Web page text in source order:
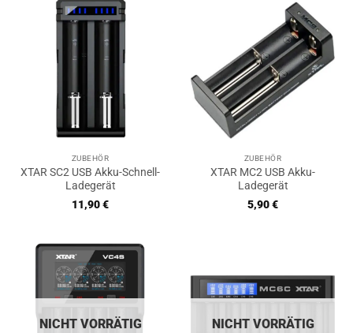
ZUBEHÖR
XTAR SC2 USB Akku-Schnell-
Ladegerät
11,90€
ZUBEHÖR
XTAR MC2 USB Akku-
Ladegerät
5,90€
NICHT VORRÄTIG NICHT VORRÄTIG